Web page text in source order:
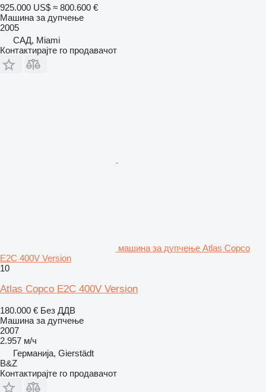
925.000 US$ ≈ 800.600 €
Машина за дупчење
2005
САД, Miami
Контактирајте го продавачот
машина за дупчење Atlas Copco
E2C 400V Version
10
Atlas Copco E2C 400V Version
180.000 € Без ДДВ
Машина за дупчење
2007
2.957 м/ч
Германија, Gierstädt
B&Z
Контактирајте го продавачот